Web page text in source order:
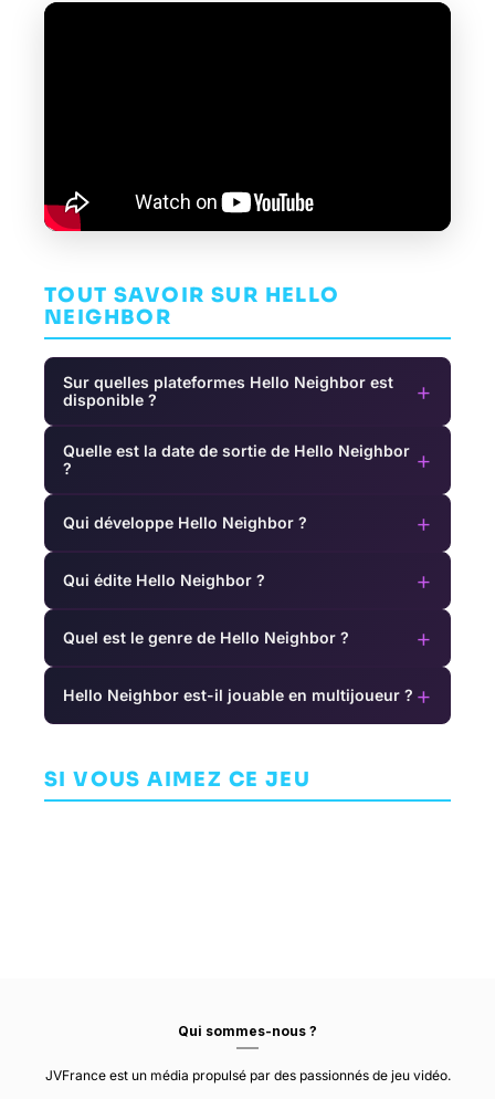
TOUT SAVOIR SUR HELLO
NEIGHBOR
Sur quelles plateformes Hello Neighbor est
disponible ?
+
Quelle est la date de sortie de Hello Neighbor
?
+
Qui développe Hello Neighbor ? +
Qui édite Hello Neighbor ? +
Quel est le genre de Hello Neighbor ? +
Hello Neighbor est-il jouable en multijoueur ? +
SI VOUS AIMEZ CE JEU
SUPERGIANT
TANGO
Qui sommes-nous ?
JVFrance est un média propulsé par des passionnés de jeu vidéo.